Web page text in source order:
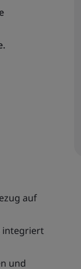
auf
integriert
und